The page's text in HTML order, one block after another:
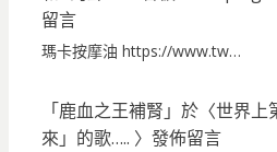
留言
瑪卡按摩油 https://www.tw…
「鹿血之王補腎 」於〈世界上
來」的歌….. 〉發佈留言